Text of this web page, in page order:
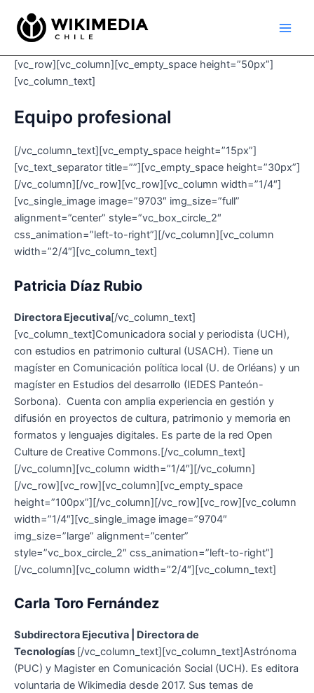
contenido
[vc_row][vc_column][vc_empty_space height=”50px”]
[vc_column_text]
Equipo profesional
[/vc_column_text][vc_empty_space height=”15px”]
[vc_text_separator title=””][vc_empty_space height=”30px”]
[/vc_column][/vc_row][vc_row][vc_column width=”1/4″]
[vc_single_image image=”9703″ img_size=”full”
alignment=”center” style=”vc_box_circle_2″
css_animation=”left-to-right”][/vc_column][vc_column
width=”2/4″][vc_column_text]
Patricia Díaz Rubio
Directora Ejecutiva[/vc_column_text]
[vc_column_text]Comunicadora social y periodista (UCH),
con estudios en patrimonio cultural (USACH). Tiene un
magíster en Comunicación política local (U. de Orléans) y un
magíster en Estudios del desarrollo (IEDES Panteón-
Sorbona). Cuenta con amplia experiencia en gestión y
difusión en proyectos de cultura, patrimonio y memoria en
formatos y lenguajes digitales. Es parte de la red Open
Culture de Creative Commons.[/vc_column_text]
[/vc_column][vc_column width=”1/4″][/vc_column]
[/vc_row][vc_row][vc_column][vc_empty_space
height=”100px”][/vc_column][/vc_row][vc_row][vc_column
width=”1/4″][vc_single_image image=”9704″
img_size=”large” alignment=”center”
style=”vc_box_circle_2″ css_animation=”left-to-right”]
[/vc_column][vc_column width=”2/4″][vc_column_text]
Carla Toro Fernández
Subdirectora Ejecutiva | Directora de
Tecnologías [/vc_column_text][vc_column_text]Astrónoma
(PUC) y Magister en Comunicación Social (UCH). Es editora
voluntaria de Wikimedia desde 2017. Sus temas de